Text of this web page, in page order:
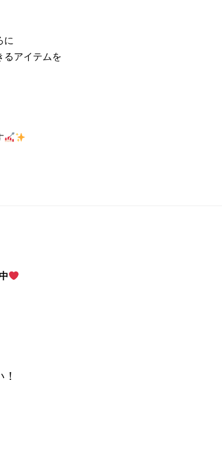
に
るアイテムを